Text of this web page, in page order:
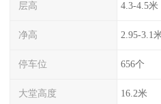
层高 4.3-4.5米
净高 2.95-3.1
停车位 656个
大堂高度 16.2米